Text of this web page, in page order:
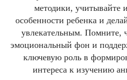
методики, учитывайте
особенности ребенка и
увлекательным. Помните,
эмоциональный фон и
ключевую роль в
интереса к изучению